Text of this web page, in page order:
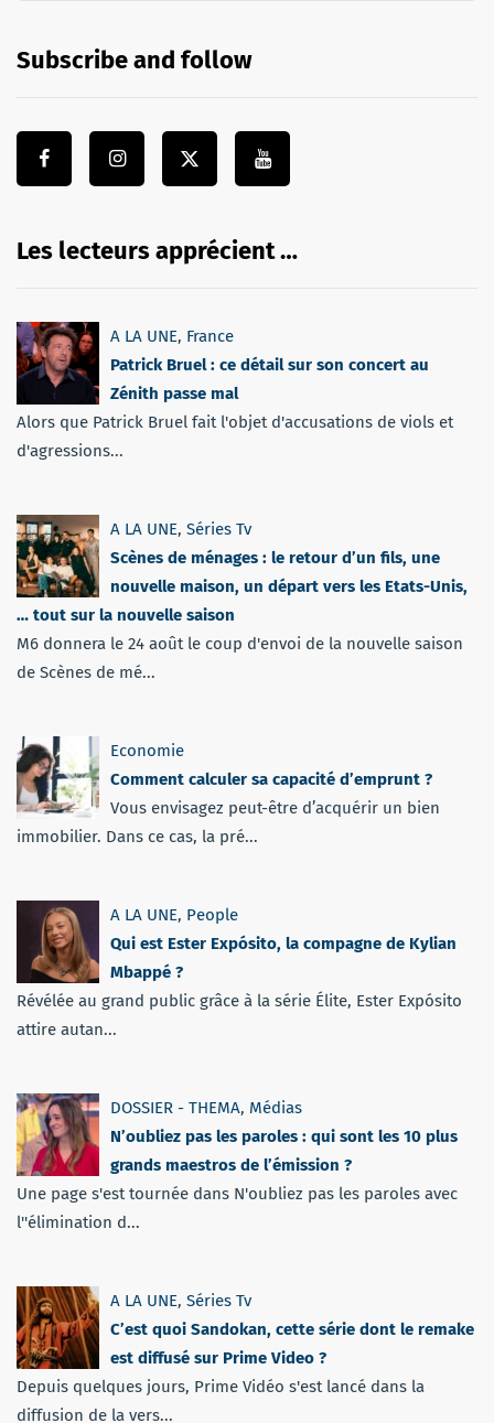
Subscribe and follow
Les lecteurs apprécient …
A LA UNE, France
Patrick Bruel : ce détail sur son concert au
Zénith passe mal
Alors que Patrick Bruel fait l'objet d'accusations de viols et
d'agressions...
A LA UNE, Séries Tv
Scènes de ménages : le retour d’un fils, une
nouvelle maison, un départ vers les Etats-Unis,
… tout sur la nouvelle saison
M6 donnera le 24 août le coup d'envoi de la nouvelle saison
de Scènes de mé...
Economie
Comment calculer sa capacité d’emprunt ?
Vous envisagez peut-être d’acquérir un bien
immobilier. Dans ce cas, la pré...
A LA UNE, People
Qui est Ester Expósito, la compagne de Kylian
Mbappé ?
Révélée au grand public grâce à la série Élite, Ester Expósito
attire autan...
DOSSIER - THEMA, Médias
N’oubliez pas les paroles : qui sont les 10 plus
grands maestros de l’émission ?
Une page s'est tournée dans N'oubliez pas les paroles avec
l''élimination d...
A LA UNE, Séries Tv
C’est quoi Sandokan, cette série dont le remake
est diffusé sur Prime Video ?
Depuis quelques jours, Prime Vidéo s'est lancé dans la
diffusion de la vers...